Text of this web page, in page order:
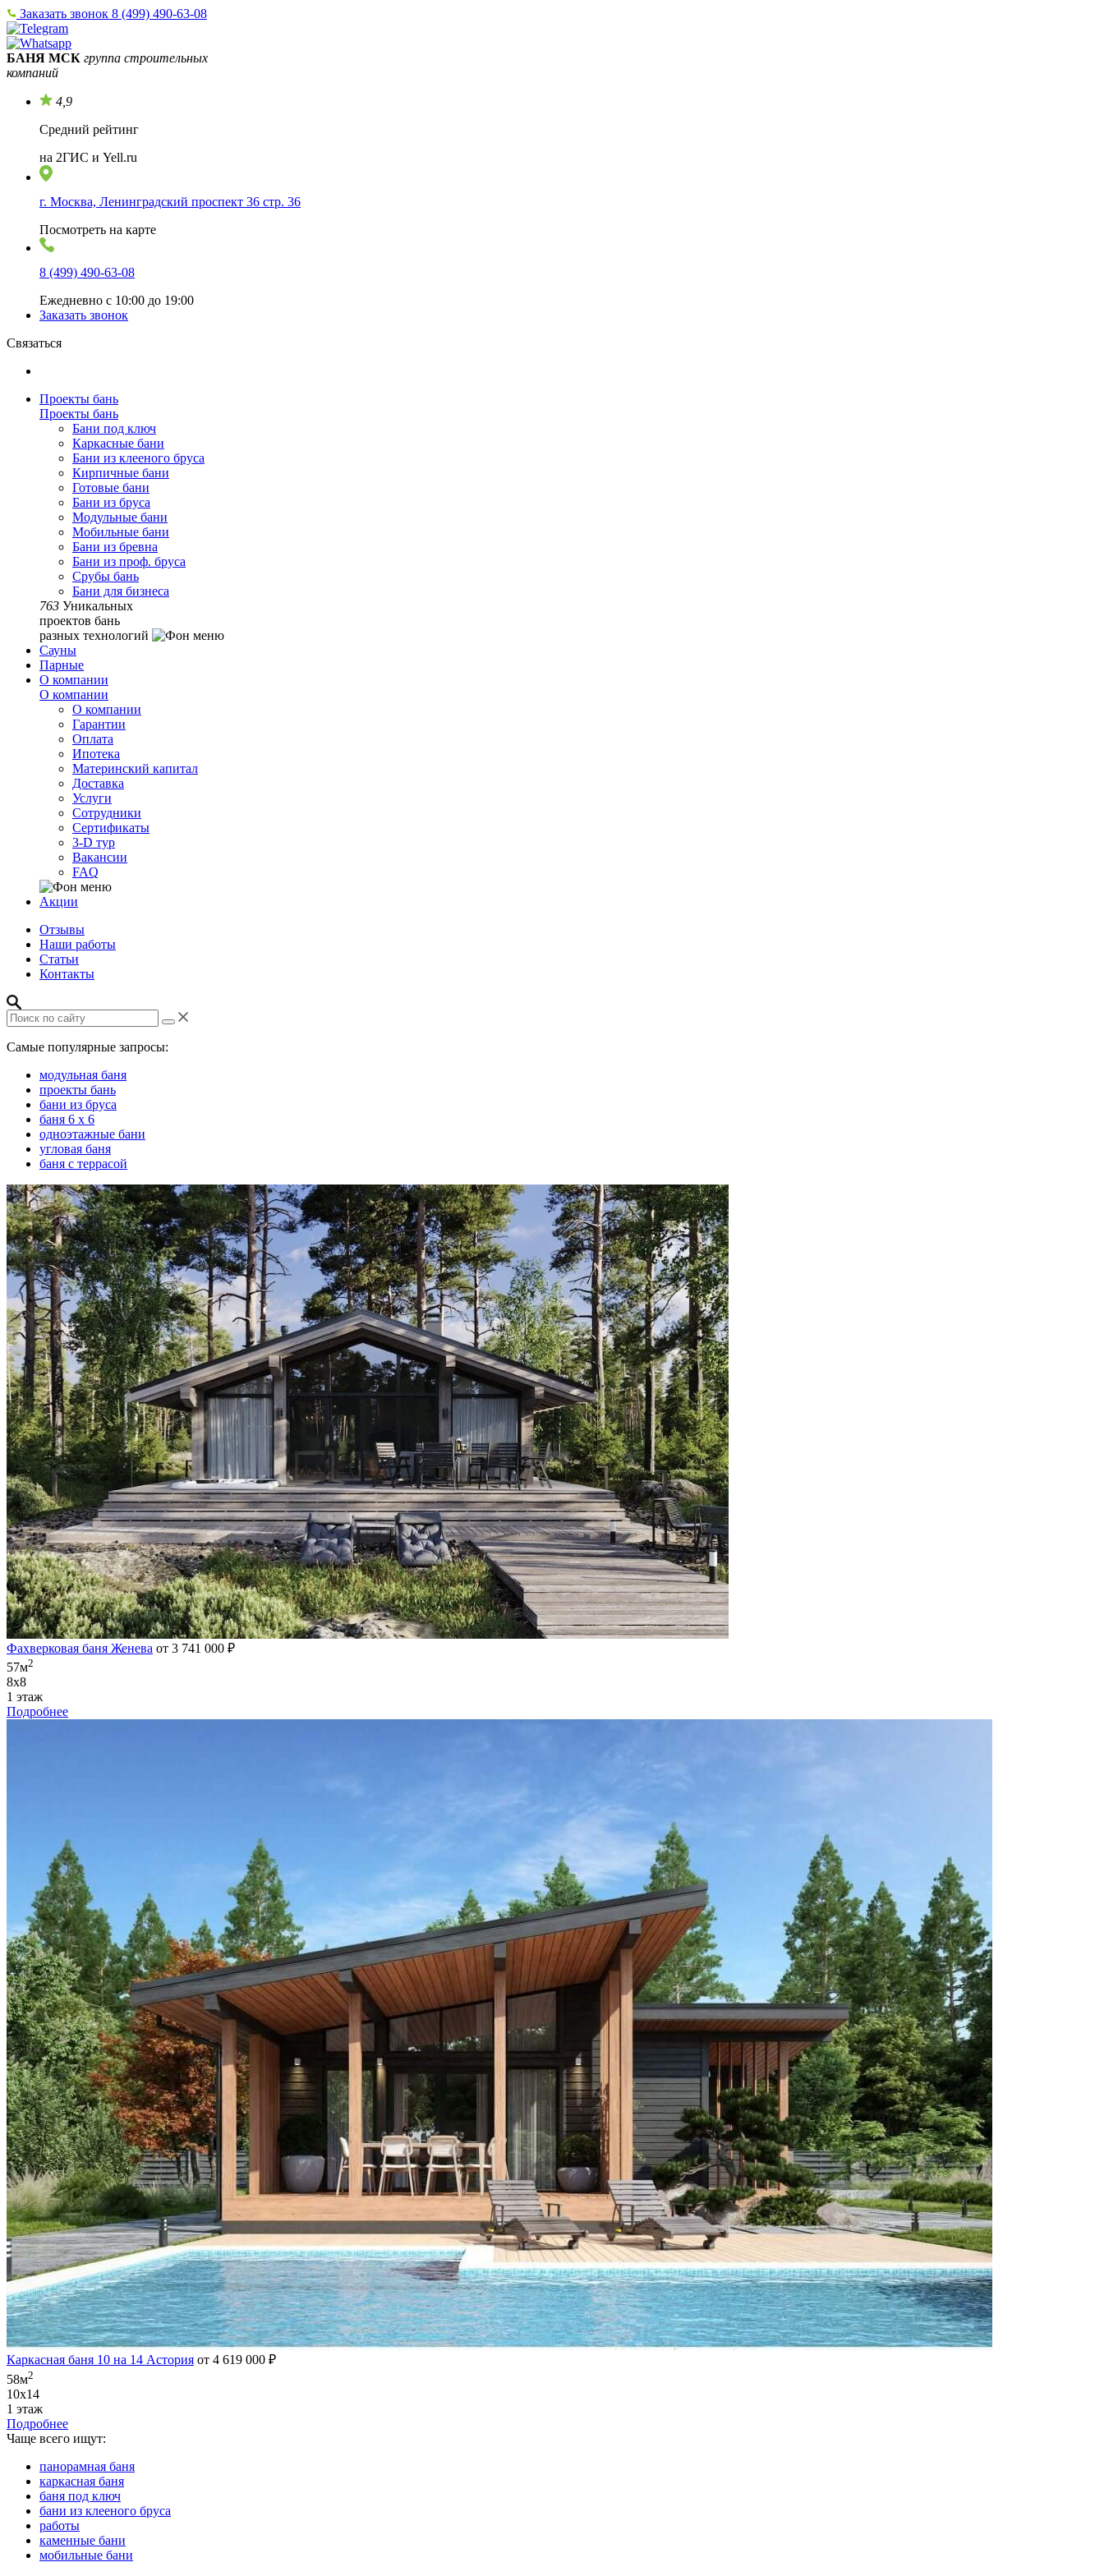
Заказать звонок 8 (499) 490-63-08
БАНЯ МСК группа строительных
компаний
4,9
Средний рейтинг
на 2ГИС и Yell.ru
г. Москва, Ленинградский проспект 36 стр. 36
Посмотреть на карте
8 (499) 490-63-08
Ежедневно с 10:00 до 19:00
Заказать звонок
Связаться
Проекты бань
Проекты бань
Бани под ключ
Каркасные бани
Бани из клееного бруса
Кирпичные бани
Готовые бани
Бани из бруса
Модульные бани
Мобильные бани
Бани из бревна
Бани из проф. бруса
Срубы бань
Бани для бизнеса
763 Уникальных
проектов бань
разных технологий
Сауны
Парные
О компании
О компании
О компании
Гарантии
Оплата
Ипотека
Материнский капитал
Доставка
Услуги
Сотрудники
Сертификаты
3-D тур
Вакансии
FAQ
Акции
Отзывы
Наши работы
Статьи
Контакты
Самые популярные запросы:
модульная баня
проекты бань
бани из бруса
баня 6 х 6
одноэтажные бани
угловая баня
баня с террасой
Фахверковая баня Женева от 3 741 000 ₽
57м2
8х8
1 этаж
Подробнее
Каркасная баня 10 на 14 Астория от 4 619 000 ₽
58м2
10х14
1 этаж
Подробнее
Чаще всего ищут:
панорамная баня
каркасная баня
баня под ключ
бани из клееного бруса
работы
каменные бани
мобильные бани